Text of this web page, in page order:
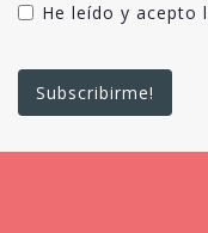
He leído y acepto